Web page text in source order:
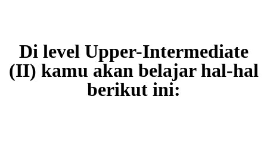
Di level Upper-Intermediate
(II) kamu akan belajar hal-hal
berikut ini: